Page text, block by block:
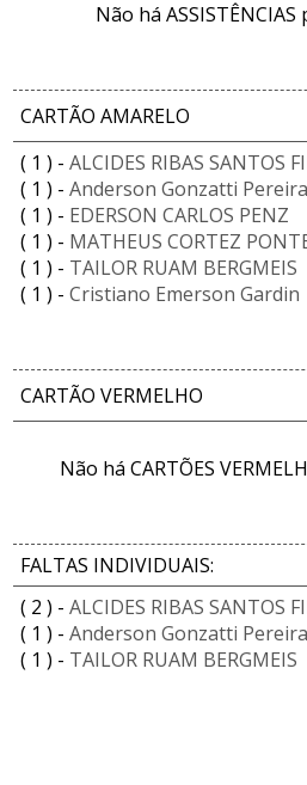
Não há
CARTÃO AMARELO
( 1 ) - ALCIDES RIBAS SANTOS
( 1 ) - Anderson Gonzatti Pereira
( 1 ) - EDERSON CARLOS PENZ
( 1 ) - MATHEUS CORTEZ
( 1 ) - TAILOR RUAM BERGMEIS
( 1 ) - Cristiano Emerson Gardin
CARTÃO VERMELHO
Não há CARTÕES
FALTAS INDIVIDUAIS:
( 2 ) - ALCIDES RIBAS SANTOS
( 1 ) - Anderson Gonzatti Pereira
( 1 ) - TAILOR RUAM BERGMEIS